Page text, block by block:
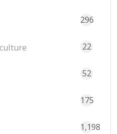
296
22
52
175
1,198